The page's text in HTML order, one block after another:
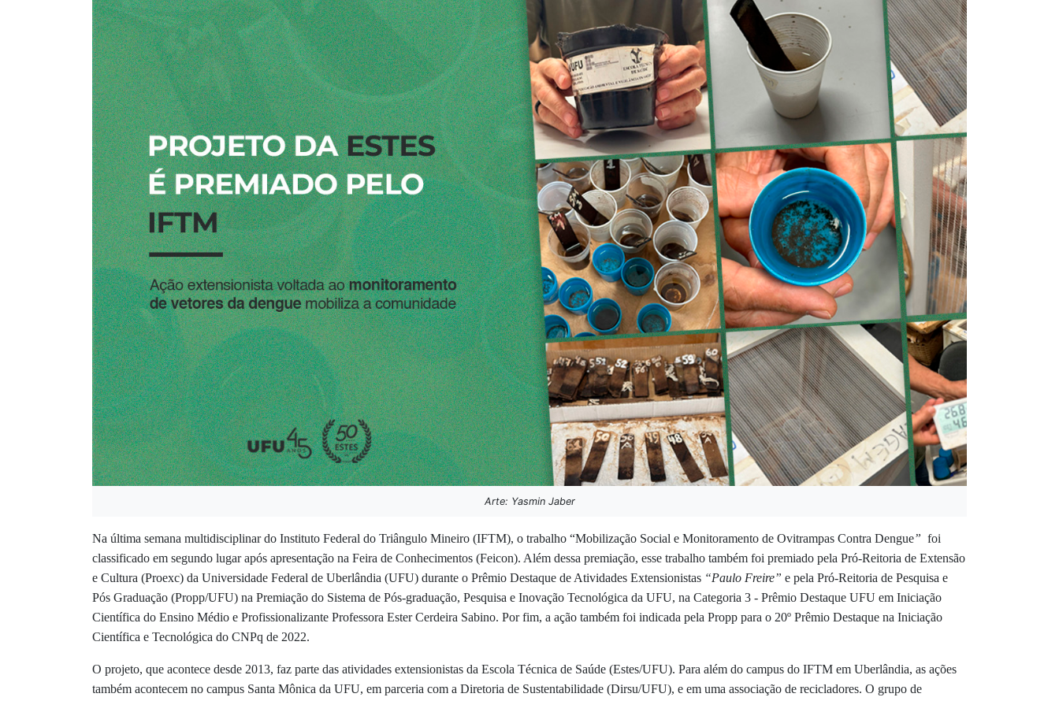
Arte: Yasmin Jaber
Na última semana multidisciplinar do Instituto Federal do Triângulo Mineiro (IFTM), o trabalho “Mobilização Social e Monitoramento de Ovitrampas Contra Dengue” foi
classificado em segundo lugar após apresentação na Feira de Conhecimentos (Feicon). Além dessa premiação, esse trabalho também foi premiado pela Pró-Reitoria de Extensão
e Cultura (Proexc) da Universidade Federal de Uberlândia (UFU) durante o Prêmio Destaque de Atividades Extensionistas “Paulo Freire” e pela Pró-Reitoria de Pesquisa e
Pós Graduação (Propp/UFU) na Premiação do Sistema de Pós-graduação, Pesquisa e Inovação Tecnológica da UFU, na Categoria 3 - Prêmio Destaque UFU em Iniciação
Científica do Ensino Médio e Profissionalizante Professora Ester Cerdeira Sabino. Por fim, a ação também foi indicada pela Propp para o 20º Prêmio Destaque na Iniciação
Científica e Tecnológica do CNPq de 2022.
O projeto, que acontece desde 2013, faz parte das atividades extensionistas da Escola Técnica de Saúde (Estes/UFU). Para além do campus do IFTM em Uberlândia, as ações
também acontecem no campus Santa Mônica da UFU, em parceria com a Diretoria de Sustentabilidade (Dirsu/UFU), e em uma associação de recicladores. O grupo de